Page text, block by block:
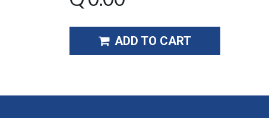
ADD TO CART